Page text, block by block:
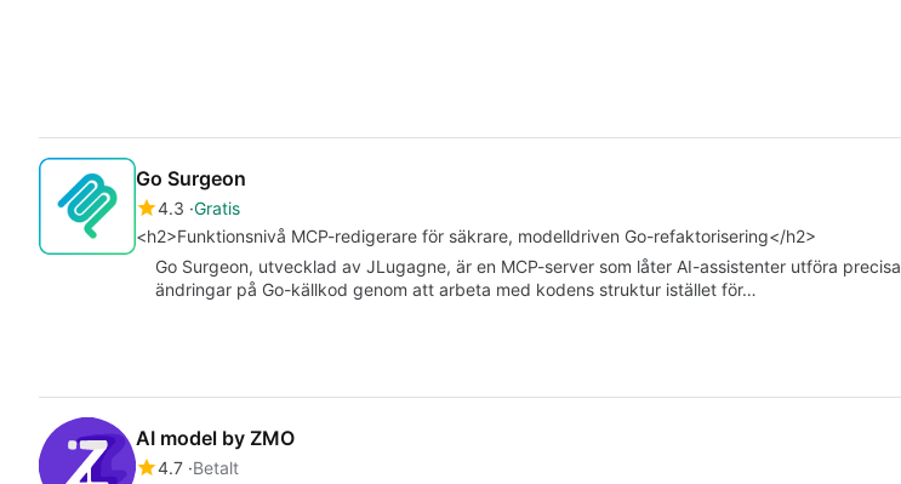
Go Surgeon
4.3 Gratis
<h2>Funktionsnivå MCP-redigerare för säkrare, modelldriven Go-refaktorisering</h2>
Go Surgeon, utvecklad av JLugagne, är en MCP-server som låter AI-assistenter utföra precisa
ändringar på Go-källkod genom att arbeta med kodens struktur istället för…
AI model by ZMO
4.7 Betalt